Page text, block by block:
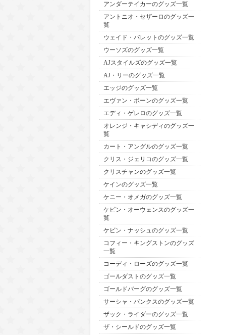
アンダーテイカーのグッズ一覧
アントニオ・セザーロのグッズ一
覧
ウェイド・バレットのグッズ一覧
ウーソズのグッズ一覧
AJスタイルズのグッズ一覧
AJ・リーのグッズ一覧
エッジのグッズ一覧
エヴァン・ボーンのグッズ一覧
エディ・ゲレロのグッズ一覧
オレンジ・キャシディのグッズ一
覧
カート・アングルのグッズ一覧
クリス・ジェリコのグッズ一覧
クリスチャンのグッズ一覧
ケインのグッズ一覧
ケニー・オメガのグッズ一覧
ケビン・オーウェンスのグッズ一
覧
ケビン・ナッシュのグッズ一覧
コフィー・キングストンのグッズ
一覧
コーディ・ローズのグッズ一覧
ゴールダストのグッズ一覧
ゴールドバーグのグッズ一覧
サーシャ・バンクスのグッズ一覧
ザック・ライダーのグッズ一覧
ザ・シールドのグッズ一覧